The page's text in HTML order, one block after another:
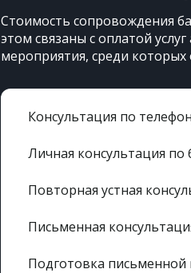
Стоимость сопровождения
этом связаны с оплатой
мероприятия, среди
Консультация по
Личная консультация
Повторная устная
Письменная
Подготовка